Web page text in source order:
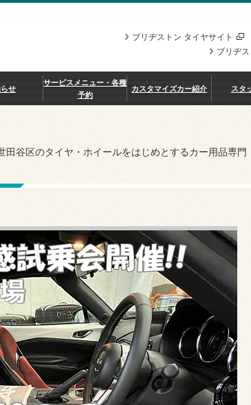
ブリヂストン タイヤサイト
ブリヂ
せ
サービスメニュー・各種
予約
カスタマイズカー紹介 スタ
谷区のタイヤ・ホイールをはじめとするカー用品専門